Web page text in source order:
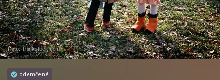
Foto: Thinkstock.com
odemčené